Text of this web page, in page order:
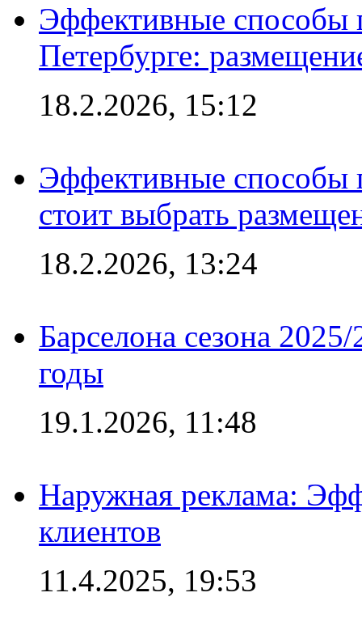
Эффективные способы
Петербурге:
18.2.2026, 15:12
Эффективные способы
стоит выбрать
18.2.2026, 13:24
Барселона сезона
годы
19.1.2026, 11:48
Наружная реклама:
клиентов
11.4.2025, 19:53